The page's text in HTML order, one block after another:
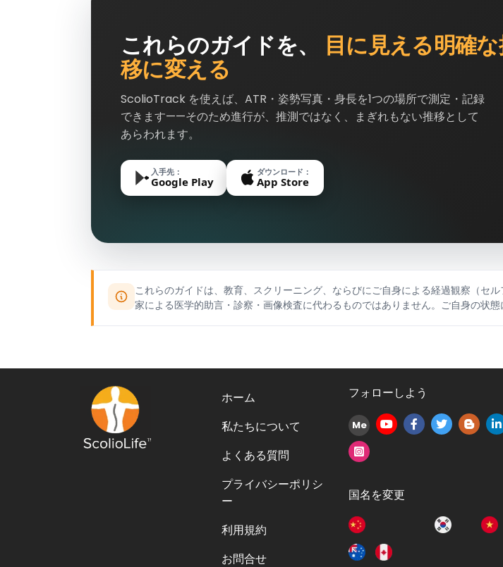
これらのガイドを、 目に見える明確
移に変える
ScolioTrack を使えば、ATR・姿勢写真・身長を1つの場所で測定・記録
できます——そのため進行が、推測ではなく、まぎれもない推移として
あらわれます。
入手先：
Google Play
ダウンロード：
App Store
これらのガイドは、教育、スクリーニング、ならびにご自身による経過観察（セ
家による医学的助言・診察・画像検査に代わるものではありません。ご自身の状
ホーム
私たちについて
よくある質問
プライバシーポリシ
ー
利用規約
お問合せ
フォローしよう
Me
国名を変更